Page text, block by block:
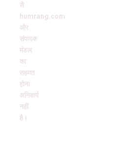
से
humrang.com
और
संपादक
मंडल
का
सहमत
होना
अनिवार्य
नहीं
है।